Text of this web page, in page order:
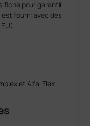
fiche pour garantir
est fourni avec des
et Alfa-Flex